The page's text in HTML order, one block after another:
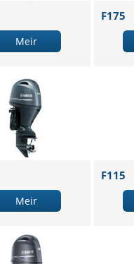
Meir
F175
Meir
F115